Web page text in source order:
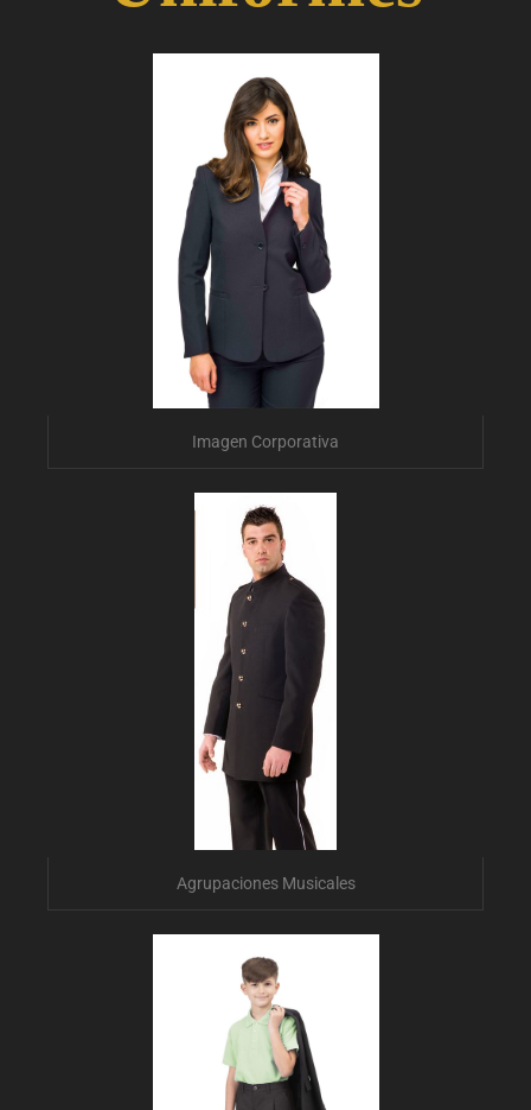
Imagen Corporativa
Agrupaciones Musicales